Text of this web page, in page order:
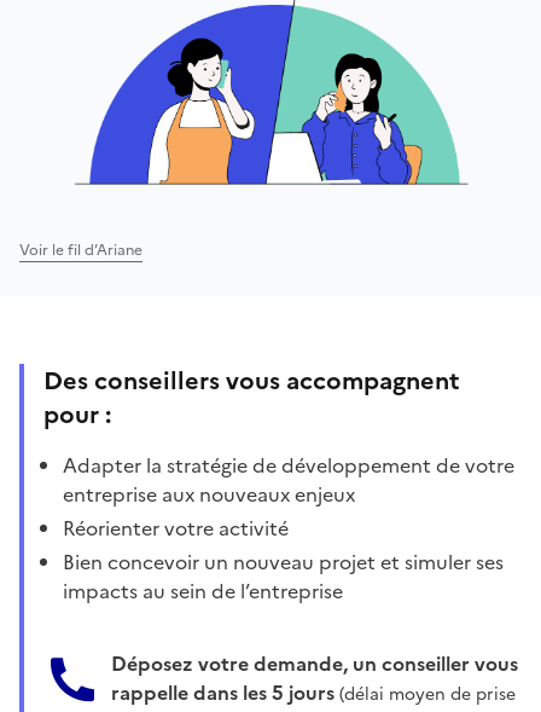
Voir le fil d’Ariane
Des conseillers vous accompagnent
pour :
Adapter la stratégie de développement de votre
entreprise aux nouveaux enjeux
Réorienter votre activité
Bien concevoir un nouveau projet et simuler ses
impacts au sein de l’entreprise
Déposez votre demande, un conseiller vous
rappelle dans les 5 jours(délai moyen de prise